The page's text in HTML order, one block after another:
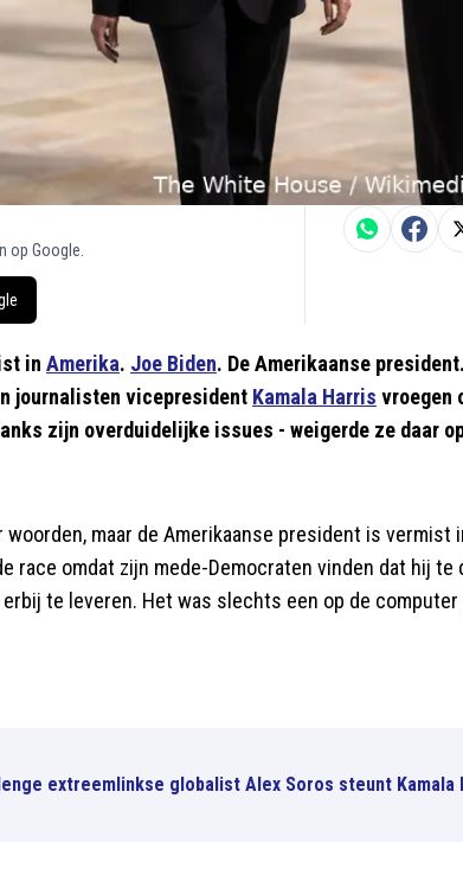
op Google.
in Amerika. Joe Biden. De Amerikaanse
journalisten vicepresident Kamala Harris vroegen
zijn overduidelijke issues - weigerde ze daar
maar de Amerikaanse president is vermist
race omdat zijn mede-Democraten vinden dat hij te
te leveren. Het was slechts een op de
extreemlinkse globalist Alex Soros steunt Kamala